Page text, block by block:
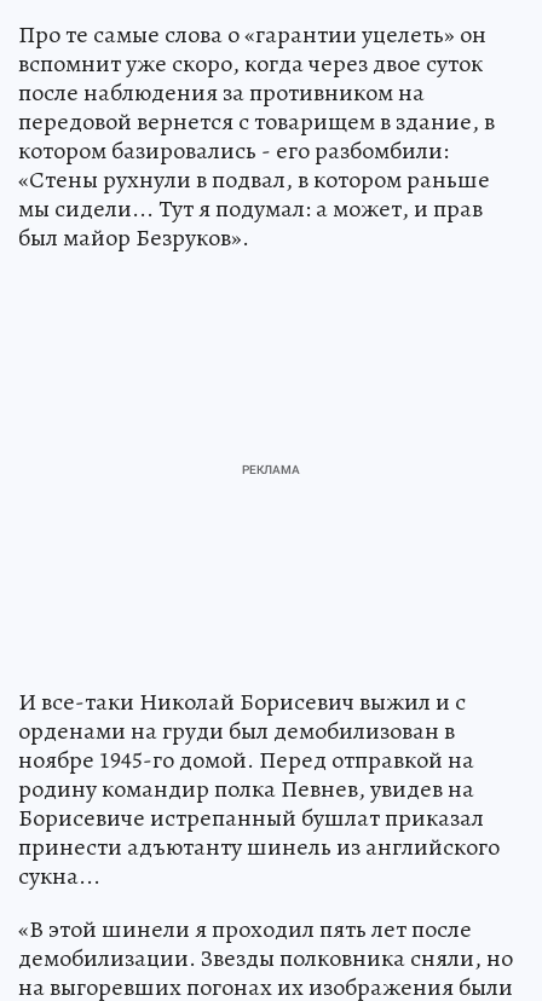
Про те самые слова о «гарантии уцелеть» он
вспомнит уже скоро, когда через двое суток
после наблюдения за противником на
передовой вернется с товарищем в здание, в
котором базировались - его разбомбили:
«Стены рухнули в подвал, в котором раньше
мы сидели... Тут я подумал: а может, и прав
был майор Безруков».
И все-таки Николай Борисевич выжил и с
орденами на груди был демобилизован в
ноябре 1945-го домой. Перед отправкой на
родину командир полка Певнев, увидев на
Борисевиче истрепанный бушлат приказал
принести адъютанту шинель из английского
сукна...
«В этой шинели я проходил пять лет после
демобилизации. Звезды полковника сняли, но
на выгоревших погонах их изображения были